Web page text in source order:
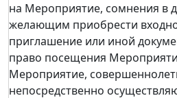
на Мероприятие, сомнения в
желающим приобрести
приглашение или иной
право посещения
Мероприятие,
непосредственно